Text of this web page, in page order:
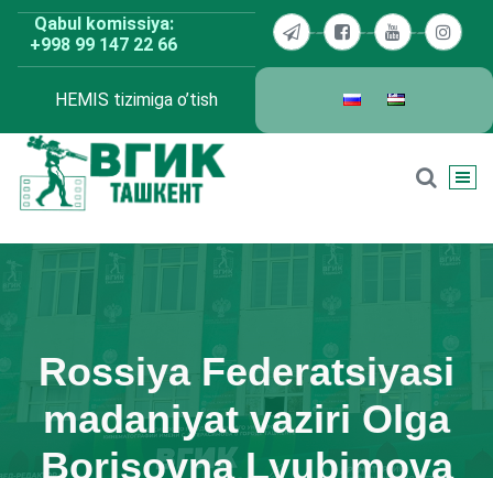
Skip
content
Qabul komissiya:
+998 99 147 22 66
HEMIS tizimiga o’tish
Rossiya Federatsiyasi
madaniyat vaziri Olga
Borisovna Lyubimova